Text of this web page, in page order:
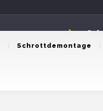
Schrottdemontage